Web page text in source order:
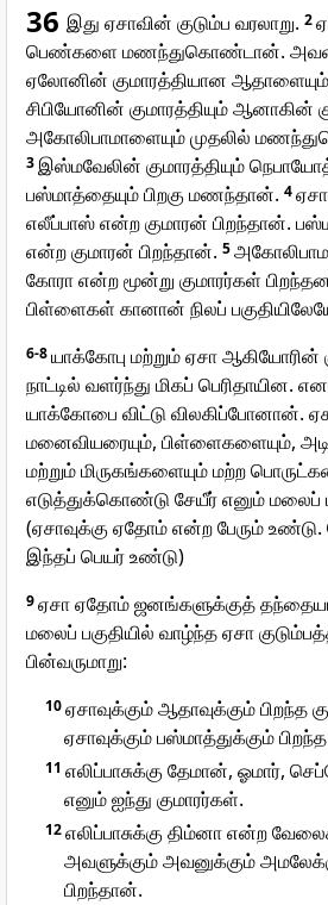
36 இது ஏசாவின் குடும்ப வரலாறு. 2
பெண்களை மணந்துகொண்டான்.
ஏலோனின் குமாரத்தியான
சிபியோனின் குமாரத்தியும் ஆனாகின்
அகோலிபாமாளையும் முதலில்
3இஸ்மவேலின் குமாரத்தியும்
பஸ்மாத்தையும் பிறகு மணந்தான். 4
எலீப்பாஸ் என்ற குமாரன் பிறந்தான்.
என்ற குமாரன் பிறந்தான். 5
கோரா என்ற மூன்று குமாரர்கள்
பிள்ளைகள் கானான் நிலப்
6-8யாக்கோபு மற்றும் ஏசா
நாட்டில் வளர்ந்து மிகப்
யாக்கோபை விட்டு விலகிப்போனான்.
மனைவியரையும், பிள்ளைகளையும்,
மற்றும் மிருகங்களையும் மற்ற
எடுத்துக்கொண்டு சேயீர் எனும் மலைப்
(ஏசாவுக்கு ஏதோம் என்ற பேரும் உண்டு.
இந்தப் பெயர் உண்டு)
9ஏசா ஏதோம் ஜனங்களுக்குத்
மலைப் பகுதியில் வாழ்ந்த ஏசா
பின்வருமாறு:
10ஏசாவுக்கும் ஆதாவுக்கும் பிறந்த
ஏசாவுக்கும் பஸ்மாத்துக்கும்
11 எலிப்பாசுக்கு தேமான், ஓமார்,
எனும் ஐந்து குமாரர்கள்.
12எலிப்பாசுக்கு திம்னா என்ற
அவளுக்கும் அவனுக்கும்
பிறந்தான்.